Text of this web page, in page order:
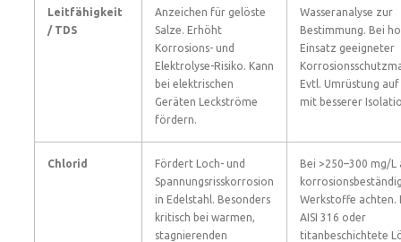
Leitfähigkeit
/ TDS
Anzeichen für gelöste
Salze. Erhöht
Korrosions- und
Elektrolyse-Risiko. Kann
bei elektrischen
Geräten Leckströme
fördern.
Wasseranalyse zur
Bestimmung. Bei
Einsatz geeigneter
Evtl. Umrüstung
mit besserer
Chlorid
Fördert Loch- und
Spannungsrisskorrosion
in Edelstahl. Besonders
kritisch bei warmen,
stagnierenden
Bei >250–300 mg/L
Werkstoffe achten.
AISI 316 oder
titanbeschichtete